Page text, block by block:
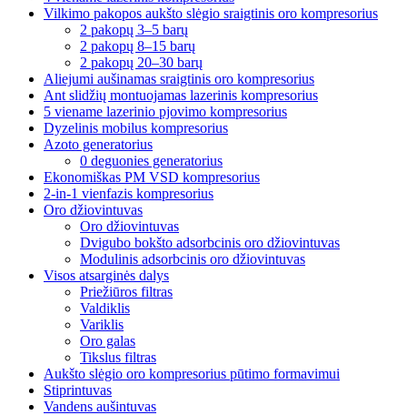
Vilkimo pakopos aukšto slėgio sraigtinis oro kompresorius
2 pakopų 3–5 barų
2 pakopų 8–15 barų
2 pakopų 20–30 barų
Aliejumi aušinamas sraigtinis oro kompresorius
Ant slidžių montuojamas lazerinis kompresorius
5 viename lazerinio pjovimo kompresorius
Dyzelinis mobilus kompresorius
Azoto generatorius
0 deguonies generatorius
Ekonomiškas PM VSD kompresorius
2-in-1 vienfazis kompresorius
Oro džiovintuvas
Oro džiovintuvas
Dvigubo bokšto adsorbcinis oro džiovintuvas
Modulinis adsorbcinis oro džiovintuvas
Visos atsarginės dalys
Priežiūros filtras
Valdiklis
Variklis
Oro galas
Tikslus filtras
Aukšto slėgio oro kompresorius pūtimo formavimui
Stiprintuvas
Vandens aušintuvas